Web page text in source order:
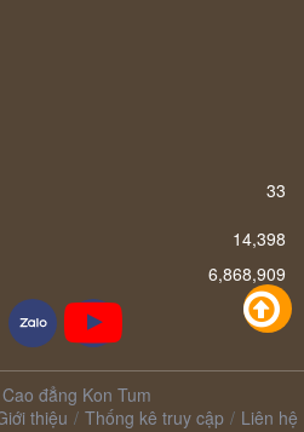
33
14,398
6,868,909
đẳng Kon Tum
thiệu Thống kê truy cập Liên hệ